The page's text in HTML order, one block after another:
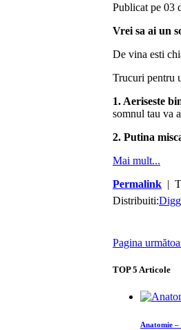
Publicat pe 03
Vrei sa ai un
De vina esti
Trucuri pentru
1. Aeriseste
somnul tau va
2. Putina
Mai mult...
Permalink |
Distribuiti:Digg
Pagina
TOP5 Articole
Anatomie